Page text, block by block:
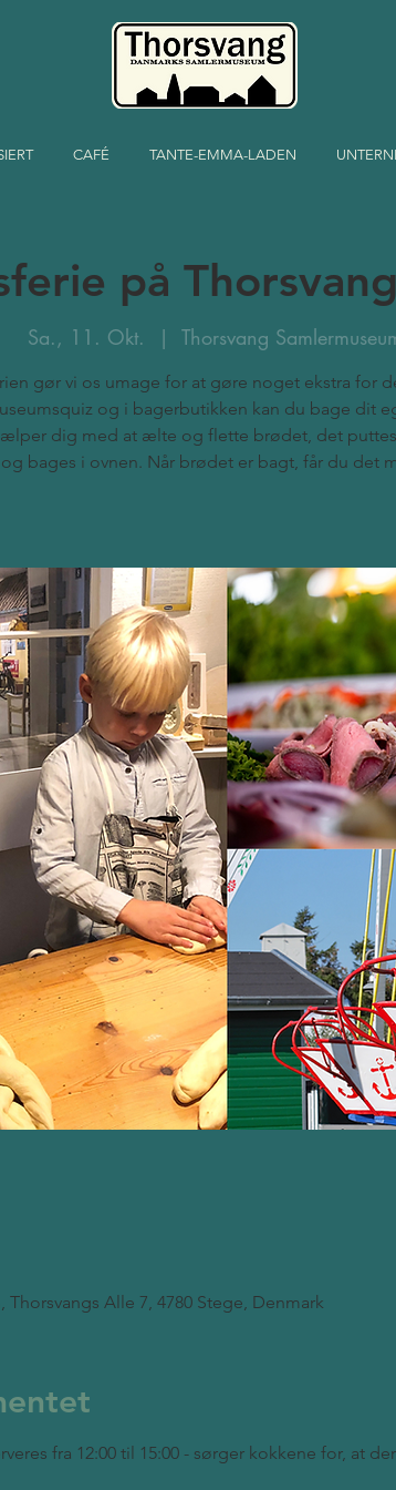
CAFÉ TANTE-EMMA-LADEN
på
Sa., 11. Okt.
  |
Thorsvang
gør vi os umage for at gøre noget ekstra for
og i bagerbutikken kan du bage dit
dig med at ælte og flette brødet, det
og bages i ovnen. Når brødet er bagt, får du det
Alle 7, 4780 Stege, Denmark
fra 12:00 til 15:00 - sørger kokkene for, at